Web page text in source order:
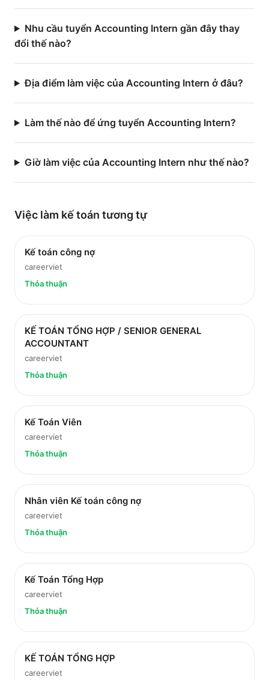
Nhu cầu tuyển Accounting Intern gần đây thay
đổi thế nào?
Địa điểm làm việc của Accounting Intern ở đâu?
Làm thế nào để ứng tuyển Accounting Intern?
Giờ làm việc của Accounting Intern như thế nào?
Việc làm kế toán tương tự
Kế toán công nợ
careerviet
Thỏa thuận
KẾ TOÁN TỔNG HỢP / SENIOR GENERAL
ACCOUNTANT
careerviet
Thỏa thuận
Kế Toán Viên
careerviet
Thỏa thuận
Nhân viên Kế toán công nợ
careerviet
Thỏa thuận
Kế Toán Tổng Hợp
careerviet
Thỏa thuận
KẾ TOÁN TỔNG HỢP
careerviet